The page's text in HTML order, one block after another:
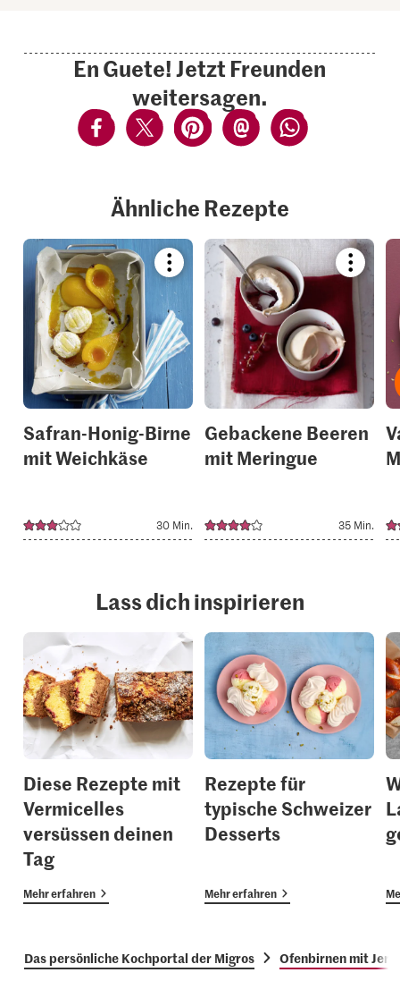
En Guete! Jetzt Freunden
weitersagen.
Ähnliche Rezepte
Bookmark
recipe
or
add
it
to
your
collections.
Safran-Honig-Birne
mit Weichkäse
30 Min.
recipe
add
it
to
Gebackene Beeren
mit Meringue
35 Min.
Lass dich inspirieren
Diese Rezepte mit
Vermicelles
versüssen deinen
Tag
Mehr erfahren
Rezepte für
typische Schweizer
Desserts
Mehr erfahren
Das persönliche Kochportal der Migros Ofenbirnen mit